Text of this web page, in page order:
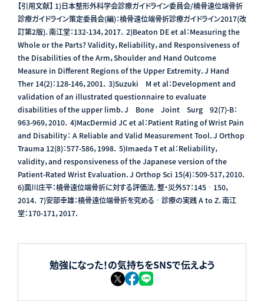
【引用文献】 1)日本整形外科学会診療ガイドライン委員会/橈骨遠位端骨折
診療ガイドライン策定委員会(編)：橈骨遠位端骨折診療ガイドライン2017(改
訂第2版)．南江堂：132-134，2017． 2)Beaton DE et al：Measuring the
Whole or the Parts? Validity，Reliability，and Responsiveness of
the Disabilities of the Arm，Shoulder and Hand Outcome
Measure in Different Regions of the Upper Extremity．J Hand
Ther 14(2)：128-146，2001． 3)Suzuki M et al：Development and
validation of an illustrated questionnaire to evaluate
disabilities of the upper limb．J Bone Joint Surg 92(7)-B：
963-969，2010． 4)MacDermid JC et al：Patient Rating of Wrist Pain
and Disability： A Reliable and Valid Measurement Tool．J Orthop
Trauma 12(8)：577-586，1998． 5)Imaeda T et al：Reliability，
validity，and responsiveness of the Japanese version of the
Patient-Rated Wrist Evaluation．J Orthop Sci 15(4)：509-517，2010．
6)面川庄平：橈骨遠位端骨折に対する評価法．整・災外57：145‐150，
2014． 7)安部幸雄：橈骨遠位端骨折を究める‐診療の実践 A to Z．南江
堂：170-171，2017．
勉強になった！の気持ちをSNSで伝えよう